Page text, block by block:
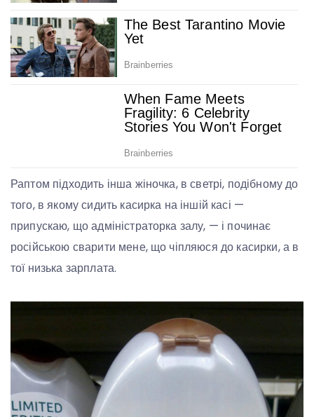
Раптом підходить інша жіночка, в светрі, подібному до
того, в якому сидить касирка на іншій касі —
припускаю, що адміністраторка залу, — і починає
російською сварити мене, що чіпляюся до касирки, а в
тої низька зарплата.